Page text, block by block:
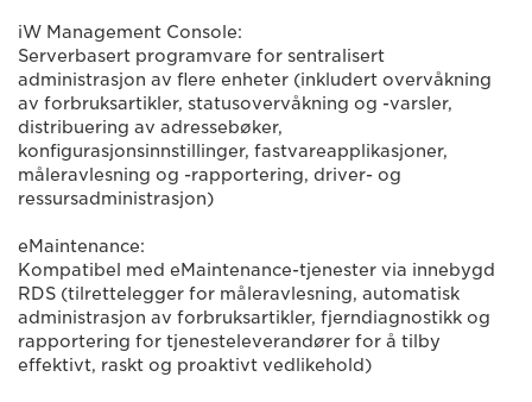
iW Management Console:
Serverbasert programvare for sentralisert
administrasjon av flere enheter (inkludert overvåkning
av forbruksartikler, statusovervåkning og -varsler,
distribuering av adressebøker,
konfigurasjonsinnstillinger, fastvareapplikasjoner,
måleravlesning og -rapportering, driver- og
ressursadministrasjon)
eMaintenance:
Kompatibel med eMaintenance-tjenester via innebygd
RDS (tilrettelegger for måleravlesning, automatisk
administrasjon av forbruksartikler, fjerndiagnostikk og
rapportering for tjenesteleverandører for å tilby
effektivt, raskt og proaktivt vedlikehold)